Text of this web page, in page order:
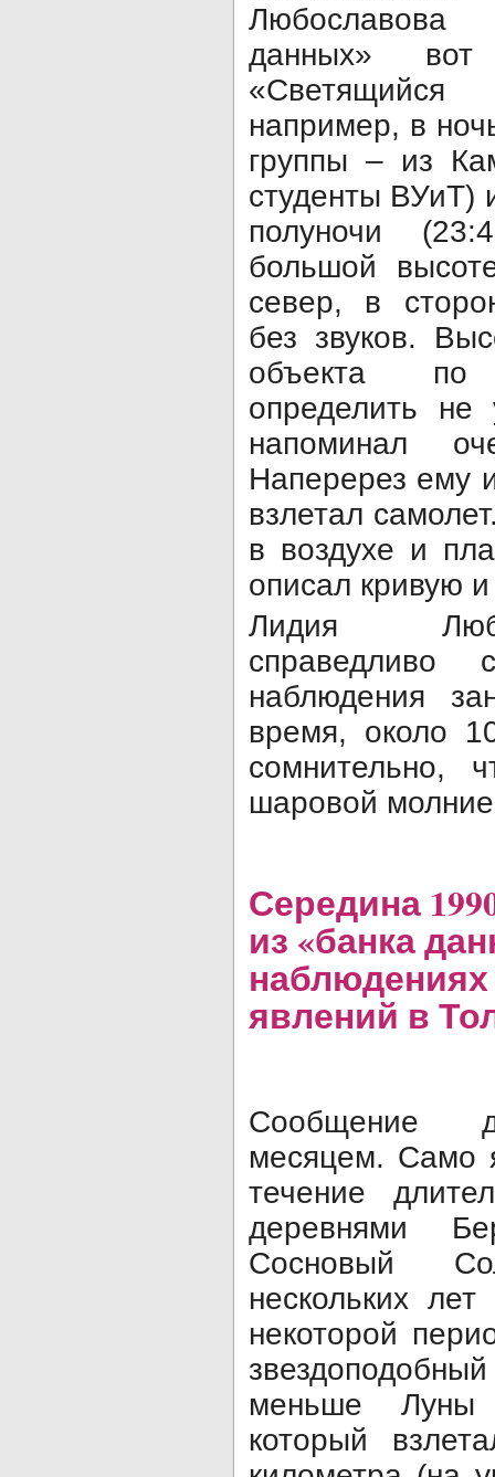
данных» вот
например, в
группы – из
студенты ВУиТ)
полуночи
большой
север, в
без звуков.
объекта по
определить не
напоминал
Наперерез ему
взлетал
в воздухе и
описал кривую
Лидия
справедливо
наблюдения
время, около
шаровой
Середина
из «банка
явлений в
Сообщение
месяцем. Само
течение
деревнями
Сосновый
нескольких
некоторой
меньше
который